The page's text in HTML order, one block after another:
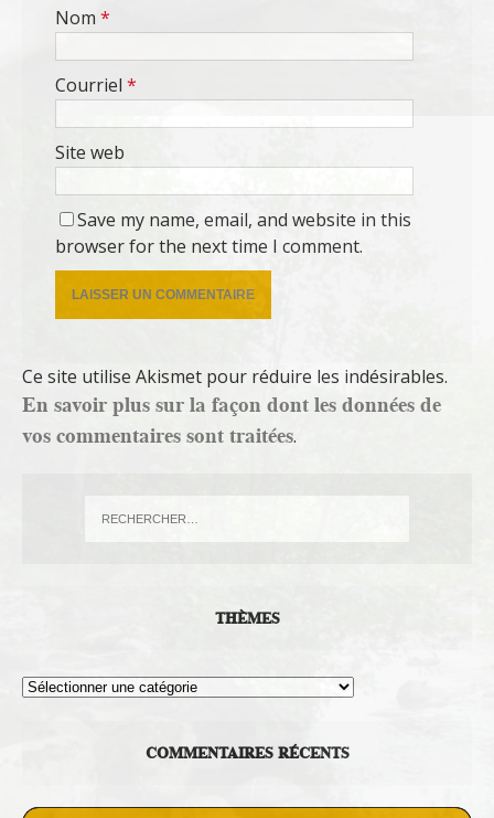
Nom *
Courriel *
Site web
Save my name, email, and website in this
browser for the next time I comment.
Ce site utilise Akismet pour réduire les indésirables.
En savoir plus sur la façon dont les données de
vos commentaires sont traitées.
THÈMES
Thèmes
COMMENTAIRES RÉCENTS